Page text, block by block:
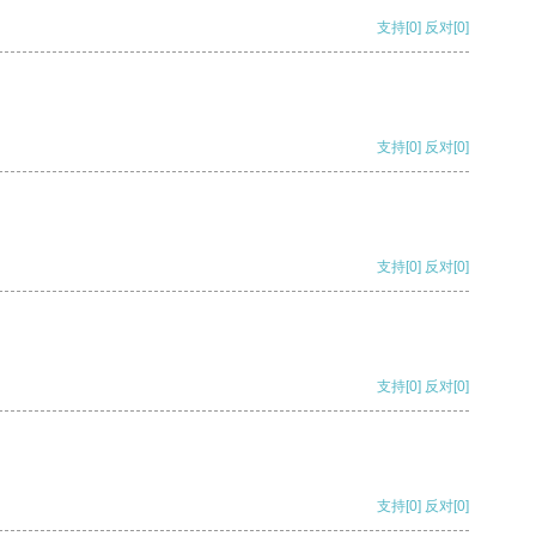
支持[0] 反对[0]
支持[0] 反对[0]
支持[0] 反对[0]
支持[0] 反对[0]
支持[0] 反对[0]